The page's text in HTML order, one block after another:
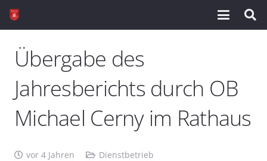
Übergabe des
Jahresberichts durch OB
Michael Cerny im Rathaus
vor 4 Jahren Dienstbetrieb